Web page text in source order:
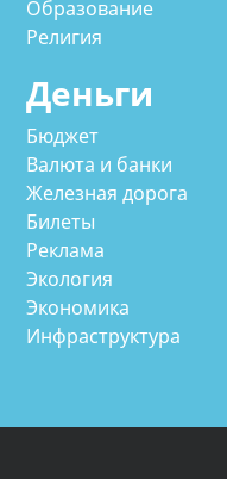
Образование
Религия
Деньги
Бюджет
Валюта и банки
Железная дорога
Билеты
Реклама
Экология
Экономика
Инфраструктура